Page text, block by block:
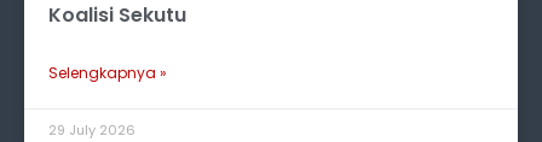
Koalisi Sekutu
Selengkapnya »
29 July 2026